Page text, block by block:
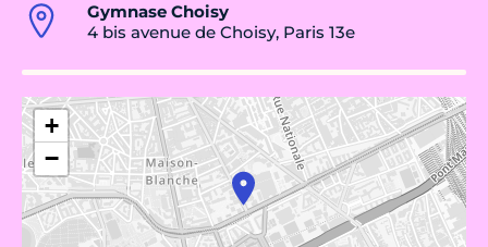
Gymnase Choisy
4 bis avenue de Choisy, Paris 13e
+
−